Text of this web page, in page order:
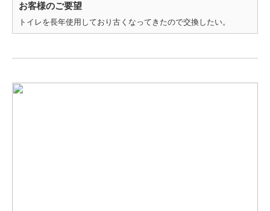
お客様のご要望
トイレを長年使用しており古くなってきたので交換したい。